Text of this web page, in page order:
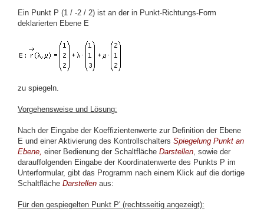
Ein Punkt P (1 / -2 / 2) ist an der in Punkt-Richtungs-Form
deklarierten Ebene E
zu spiegeln.
Vorgehensweise und Lösung:
Nach der Eingabe der Koeffizientenwerte zur Definition der Ebene
E und einer Aktivierung des Kontrollschalters Spiegelung Punkt an
Ebene, einer Bedienung der Schaltfläche Darstellen , sowie der
darauffolgenden Eingabe der Koordinatenwerte des Punkts P im
Unterformular, gibt das Programm nach einem Klick auf die dortige
Schaltfläche Darstellen aus:
Für den gespiegelten Punkt P' (rechtsseitig angezeigt):